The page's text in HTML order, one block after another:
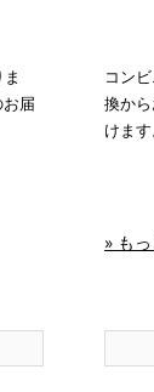
届
コン
換か
けます
» も